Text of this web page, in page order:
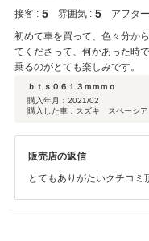
接客 : 5 雰囲気 : 5 アフタ
初めて車を買って、色々分か
てくださって、何かあった時
乗るのがとても楽しみです。
ｂｔｓ０６１３ｍｍｍｏ
購入年月： 2021/02
購入した車：スズキ スペーシ
販売店の返信
とてもありがたいクチコ
くお願いいたします。あり